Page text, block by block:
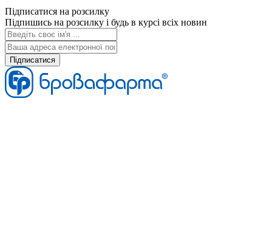
Підписатися на розсилку
Підпишись на розсилку і будь в курсі всіх новин
Підписатися